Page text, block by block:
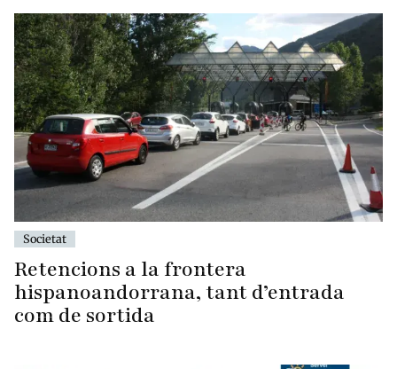
Societat
Retencions a la frontera
hispanoandorrana, tant d’entrada
com de sortida